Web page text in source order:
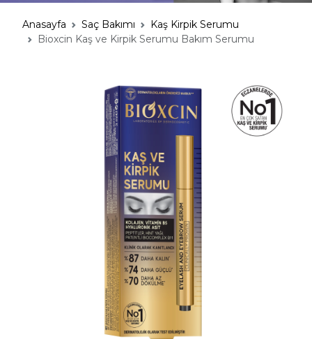
Anasayfa Saç Bakımı
Kaş Kirpik Serumu
Bioxcin Kaş ve Kirpik Serumu Bakım Serumu